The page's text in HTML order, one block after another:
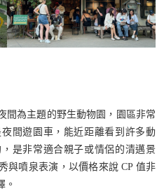
間為主題的野生動物園，園區非常
間遊園車，能近距離看到許多動
是非常適合親子或情侶的清邁景
與噴泉表演，以價格來說 CP 值非
。